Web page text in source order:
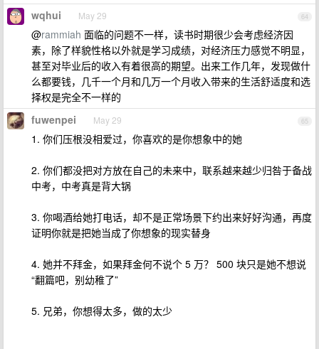
64
wqhui May 29
@rammiah 面临的问题不一样，读书时期很少会考虑经济因
素，除了样貌性格以外就是学习成绩，对经济压力感觉不明显，
甚至对毕业后的收入有着很高的期望。出来工作几年，发现做什
么都要钱，几千一个月和几万一个月收入带来的生活舒适度和选
择权是完全不一样的
65
fuwenpei May 29
1. 你们压根没相爱过，你喜欢的是你想象中的她
2. 你们都没把对方放在自己的未来中，联系越来越少归咎于备战
中考，中考真是背大锅
3. 你喝酒给她打电话，却不是正常场景下约出来好好沟通，再度
证明你就是把她当成了你想象的现实替身
4. 她并不拜金，如果拜金何不说个 5 万？ 500 块只是她不想说
“翻篇吧，别幼稚了”
5. 兄弟，你想得太多，做的太少